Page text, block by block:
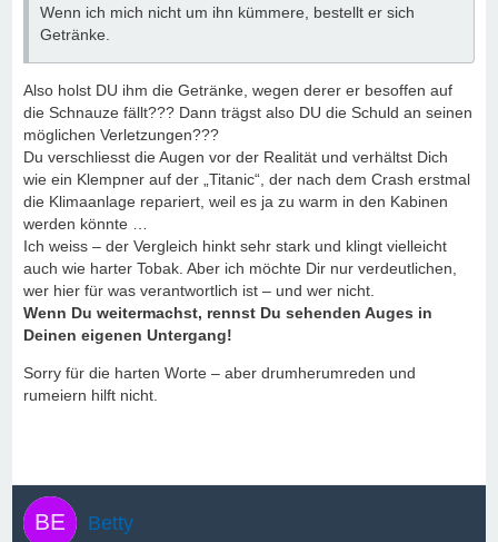
Wenn ich mich nicht um ihn kümmere, bestellt er sich
Getränke.
Also holst DU ihm die Getränke, wegen derer er besoffen auf
die Schnauze fällt??? Dann trägst also DU die Schuld an seinen
möglichen Verletzungen???
Du verschliesst die Augen vor der Realität und verhältst Dich
wie ein Klempner auf der „Titanic“, der nach dem Crash erstmal
die Klimaanlage repariert, weil es ja zu warm in den Kabinen
werden könnte …
Ich weiss – der Vergleich hinkt sehr stark und klingt vielleicht
auch wie harter Tobak. Aber ich möchte Dir nur verdeutlichen,
wer hier für was verantwortlich ist – und wer nicht.
Wenn Du weitermachst, rennst Du sehenden Auges in
Deinen eigenen Untergang!
Sorry für die harten Worte – aber drumherumreden und
rumeiern hilft nicht.
Betty